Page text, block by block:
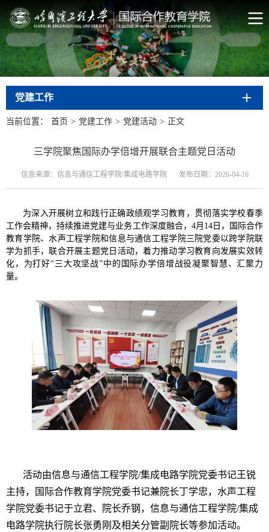
党建工作
当前位置： 首页 > 党建工作 > 党建活动 > 正文
三学院聚焦国际办学倍增开展联合主题党日活动
信息来源：信息与通信工程学院/集成电路学院 发布日期：2026-04-16
为深入开展树立和践行正确政绩观学习教育，贯彻落实学校春季
工作会精神，持续推进党建与业务工作深度融合，4月14日，国际合作
教育学院、水声工程学院和信息与通信工程学院三院党委以跨学院联
学为抓手，联合开展主题党日活动，着力推动学习教育向发展实效转
化，为打好“三大攻坚战”中的国际办学倍增战役凝聚智慧、汇聚力
量。
活动由信息与通信工程学院/集成电路学院党委书记王锐
主持，国际合作教育学院党委书记兼院长丁学忠，水声工程
学院党委书记于立君、院长乔钢，信息与通信工程学院/集成
电路学院执行院长张勇刚及相关分管副院长等参加活动。